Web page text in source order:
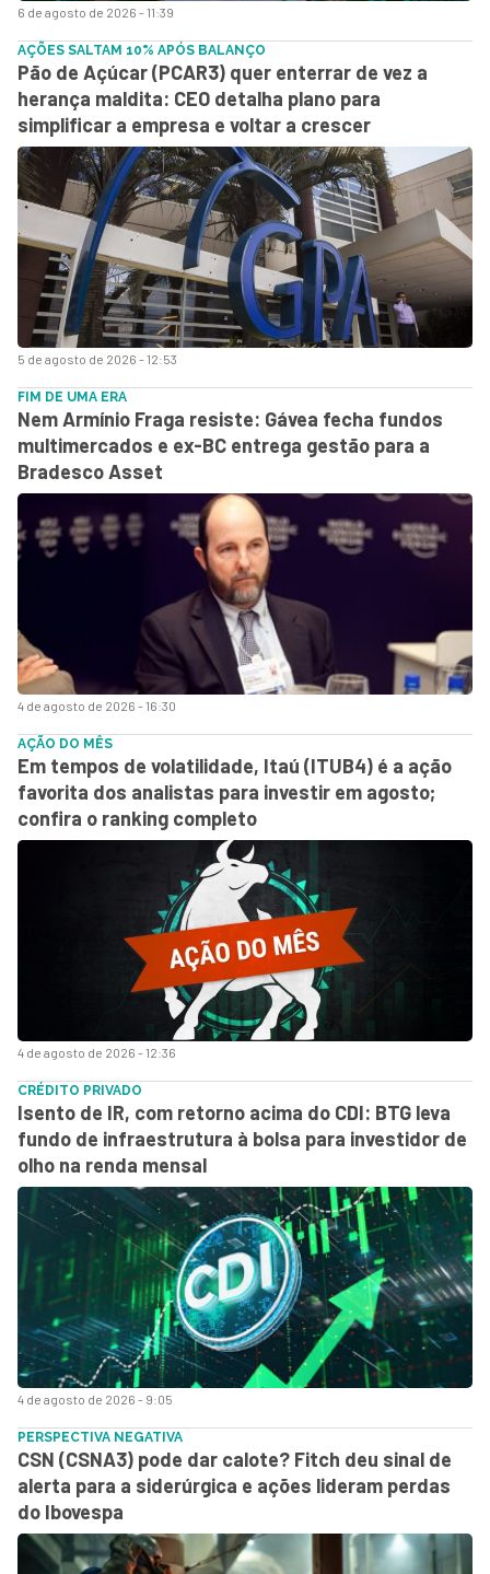
6 de agosto de 2026 - 11:39
5 de agosto de 2026 - 12:53
AÇÕES SALTAM 10% APÓS BALANÇO
Pão de Açúcar (PCAR3) quer enterrar de vez a
herança maldita: CEO detalha plano para
simplificar a empresa e voltar a crescer
4 de agosto de 2026 - 16:30
FIM DE UMA ERA
Nem Armínio Fraga resiste: Gávea fecha fundos
multimercados e ex-BC entrega gestão para a
Bradesco Asset
4 de agosto de 2026 - 12:36
AÇÃO DO MÊS
Em tempos de volatilidade, Itaú (ITUB4) é a ação
favorita dos analistas para investir em agosto;
confira o ranking completo
4 de agosto de 2026 - 9:05
CRÉDITO PRIVADO
Isento de IR, com retorno acima do CDI: BTG leva
fundo de infraestrutura à bolsa para investidor de
olho na renda mensal
PERSPECTIVA NEGATIVA
CSN (CSNA3) pode dar calote? Fitch deu sinal de
alerta para a siderúrgica e ações lideram perdas
do Ibovespa